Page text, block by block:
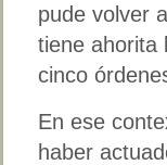
pude volver
tiene ahorita
cinco
En ese
haber